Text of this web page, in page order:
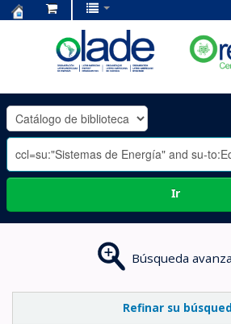
OLADE
-
Ir
Búsqueda
Refinar su